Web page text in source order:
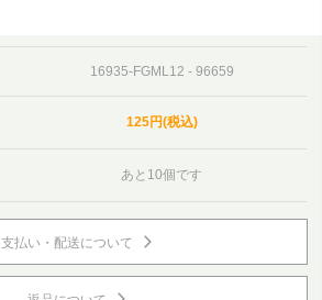
16935-FGML12 - 96659
125円(税込)
あと10個です
支払い・配送について